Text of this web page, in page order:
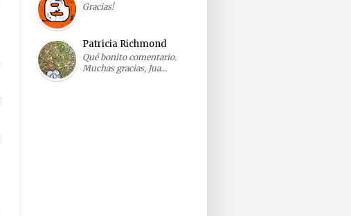
Gracias!
Patricia Richmond
Qué bonito comentario.
Muchas gracias, Jua…